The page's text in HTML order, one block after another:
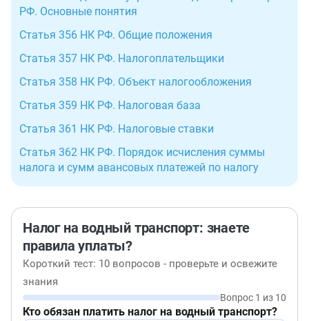
РФ. Основные понятия
Статья 356 НК РФ. Общие положения
Статья 357 НК РФ. Налогоплательщики
Статья 358 НК РФ. Объект налогообложения
Статья 359 НК РФ. Налоговая база
Статья 361 НК РФ. Налоговые ставки
Статья 362 НК РФ. Порядок исчисления суммы
налога и сумм авансовых платежей по налогу
Налог на водный транспорт: знаете
правила уплаты?
Короткий тест: 10 вопросов - проверьте и освежите
знания
Вопрос 1 из 10
Кто обязан платить налог на водный транспорт?